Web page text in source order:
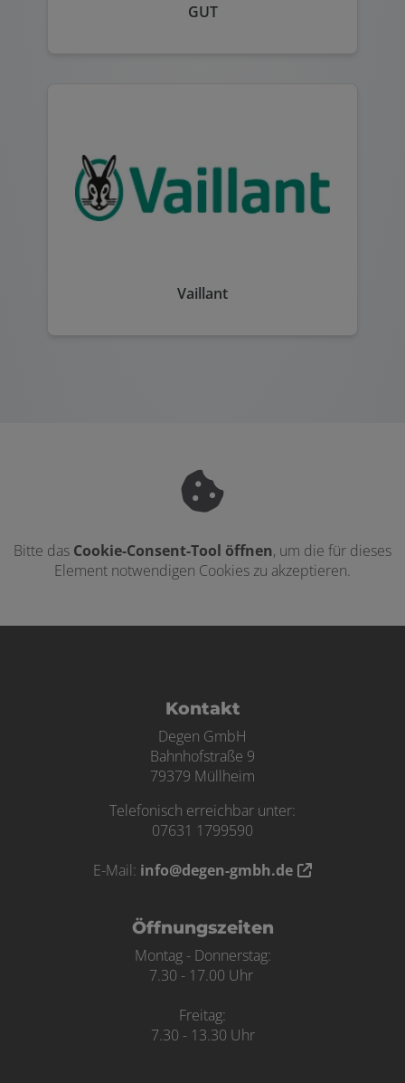
GUT
Vaillant
Bitte das Cookie-Consent-Tool öffnen, um die für dieses
Element notwendigen Cookies zu akzeptieren.
Kontakt
Degen GmbH
Bahnhofstraße 9
79379 Müllheim
Telefonisch erreichbar unter:
07631 1799590
E-Mail: info@degen-gmbh.de
Öffnungszeiten
Montag - Donnerstag:
7.30 - 17.00 Uhr
Freitag:
7.30 - 13.30 Uhr